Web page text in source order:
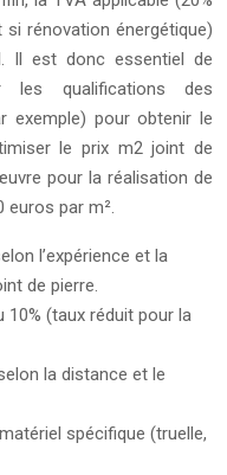
si rénovation énergétique)
Il est donc essentiel de
les qualifications des
exemple) pour obtenir le
le prix m2 joint de
pour la réalisation de
euros par m².
l’expérience et la
de pierre.
10% (taux réduit pour la
la distance et le
spécifique (truelle,